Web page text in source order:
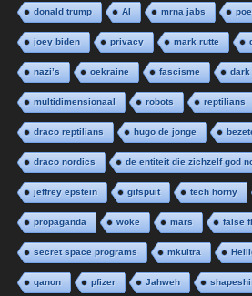
donald trump AI mrna jabs
joey biden privacy mark rutte
nazi’s oekraine fascisme dark
multidimensionaal robots reptilians
draco reptilians hugo de jonge
draco nordics de entiteit die zichzelf god
jeffrey epstein gifspuit tech horny
propaganda woke mars false
secret space programs mkultra
qanon pfizer Jahweh